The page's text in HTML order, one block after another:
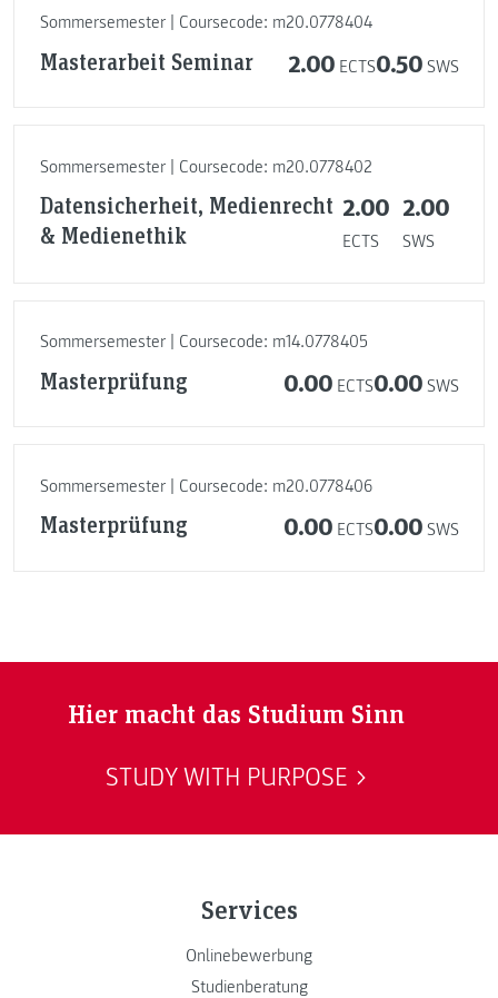
Sommersemester | Coursecode: m20.0778404
Masterarbeit Seminar 2.00 ECTS0.50 SWS
Sommersemester | Coursecode: m20.0778402
Datensicherheit, Medienrecht
& Medienethik
2.00
ECTS
2.00
SWS
Sommersemester | Coursecode: m14.0778405
Masterprüfung 0.00 ECTS0.00 SWS
Sommersemester | Coursecode: m20.0778406
Masterprüfung 0.00 ECTS0.00 SWS
Hier macht das Studium Sinn
STUDY WITH PURPOSE
Services
Onlinebewerbung
Studienberatung